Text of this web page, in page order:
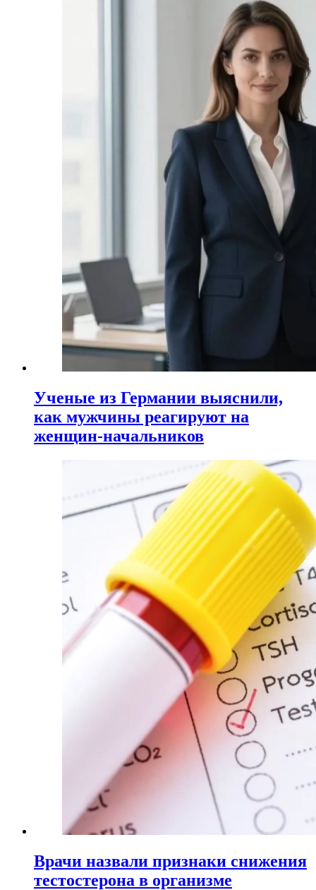
Ученые из Германии выяснили,
как мужчины реагируют на
женщин-начальников
Врачи назвали признаки снижения
тестостерона в организме